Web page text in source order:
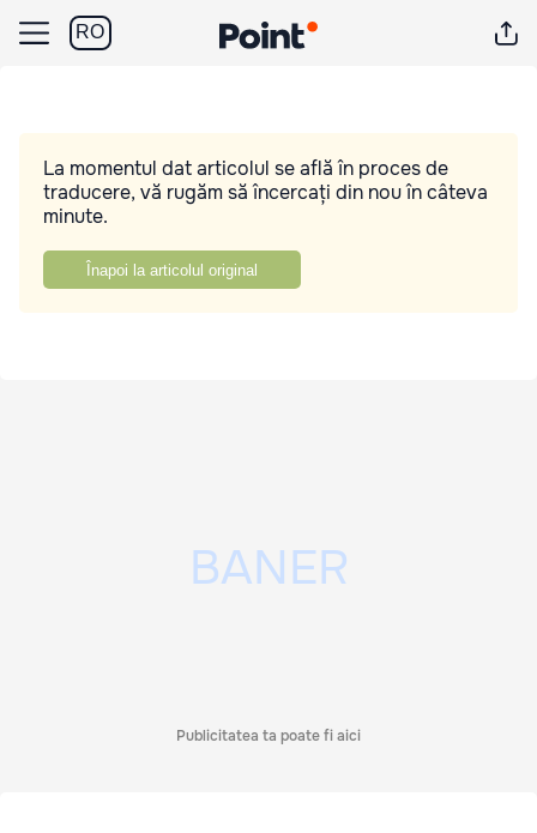
RO
La momentul dat articolul se află în proces de
traducere, vă rugăm să încercați din nou în câteva
minute.
Înapoi la articolul original
Publicitatea ta poate fi aici